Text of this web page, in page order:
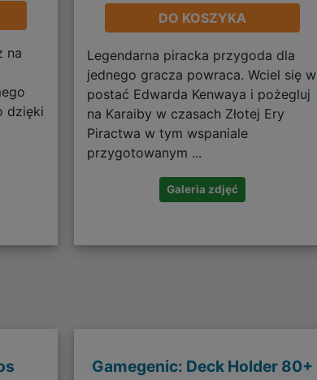
na
dzięki
DO KOSZYKA
Legendarna piracka przygoda dla
jednego gracza powraca. Wciel się w
postać Edwarda Kenwaya i pożegluj
na Karaiby w czasach Złotej Ery
Piractwa w tym wspaniale
przygotowanym ...
Galeria zdjęć
Gamegenic: Deck Holder 80+